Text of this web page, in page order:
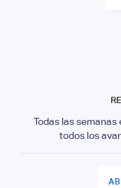
Todas las
todos los